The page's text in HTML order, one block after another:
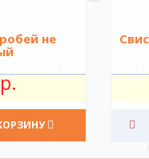
не